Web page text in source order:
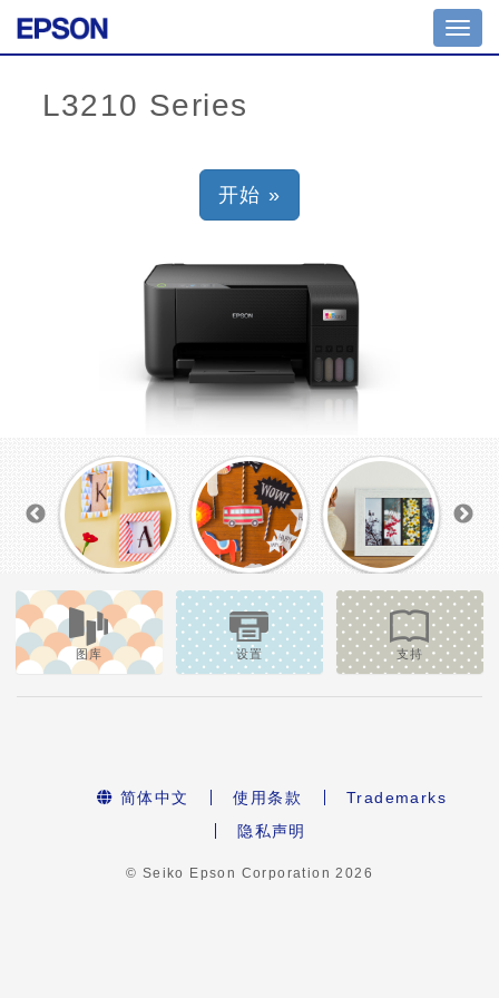
开始 »
图库 设置 支持
简体中文 使用条款
Trademarks
隐私声明
© Seiko Epson Corporation2026